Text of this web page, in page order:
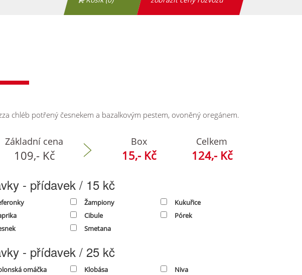
chléb potřený česnekem a bazalkovým pestem, ovoněný oregánem.
Základní cena
109,- Kč
Box
15,- Kč
Celkem
124,- Kč
- přídavek / 15 kč
Žampiony
Kukuřice
Cibule
Pórek
Smetana
- přídavek / 25 kč
omáčka Klobása
Niva